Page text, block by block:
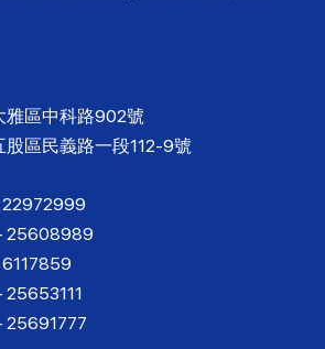
雅區中科路902號
股區民義路一段112-9號
25608989